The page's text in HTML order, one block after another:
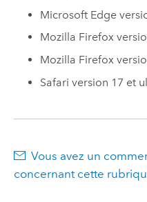
Microsoft Edge
Mozilla Firefox
Mozilla Firefox
Safari version 17 et
Vous avez un
concernant cette